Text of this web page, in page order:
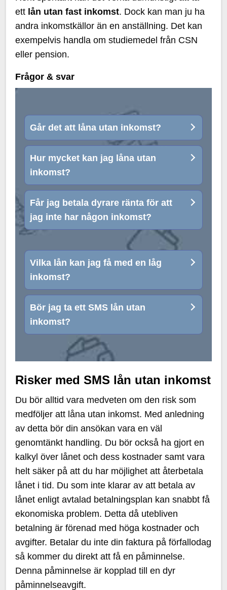
ett lån utan fast inkomst. Dock kan man ju ha
andra inkomstkällor än en anställning. Det kan
exempelvis handla om studiemedel från CSN
eller pension.
Frågor & svar
Går det att låna utan inkomst?
Hur mycket kan jag låna utan
inkomst?
Får jag betala dyrare ränta för att
jag inte har någon inkomst?
Vilka lån kan jag få med en låg
inkomst?
Bör jag ta ett SMS lån utan
inkomst?
Risker med SMS lån utan inkomst
Du bör alltid vara medveten om den risk som
medföljer att låna utan inkomst. Med anledning
av detta bör din ansökan vara en väl
genomtänkt handling. Du bör också ha gjort en
kalkyl över lånet och dess kostnader samt vara
helt säker på att du har möjlighet att återbetala
lånet i tid. Du som inte klarar av att betala av
lånet enligt avtalad betalningsplan kan snabbt få
ekonomiska problem. Detta då utebliven
betalning är förenad med höga kostnader och
avgifter. Betalar du inte din faktura på förfallodag
så kommer du direkt att få en påminnelse.
Denna påminnelse är kopplad till en dyr
påminnelseavgift.